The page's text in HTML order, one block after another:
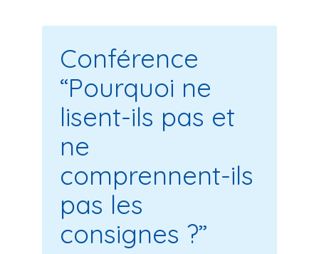
Conférence
“Pourquoi ne
lisent-ils pas et
ne
comprennent-ils
pas les
consignes ?”